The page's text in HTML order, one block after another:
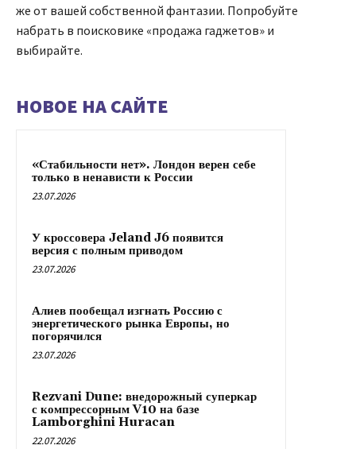
же от вашей собственной фантазии. Попробуйте
набрать в поисковике «продажа гаджетов» и
выбирайте.
НОВОЕ НА САЙТЕ
«Стабильности нет». Лондон верен себе
только в ненависти к России
23.07.2026
У кроссовера Jeland J6 появится
версия с полным приводом
23.07.2026
Алиев пообещал изгнать Россию с
энергетического рынка Европы, но
погорячился
23.07.2026
Rezvani Dune: внедорожный суперкар
с компрессорным V10 на базе
Lamborghini Huracan
22.07.2026